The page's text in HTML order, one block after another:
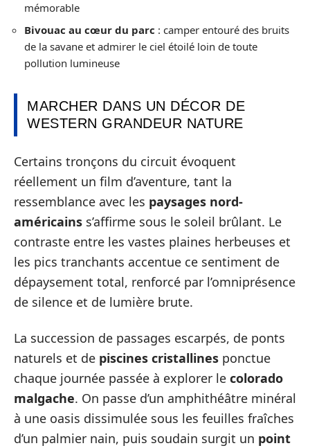
mémorable
Bivouac au cœur du parc : camper entouré des bruits
de la savane et admirer le ciel étoilé loin de toute
pollution lumineuse
MARCHER DANS UN DÉCOR DE
WESTERN GRANDEUR NATURE
Certains tronçons du circuit évoquent
réellement un film d’aventure, tant la
ressemblance avec les paysages nord-
américains s’affirme sous le soleil brûlant. Le
contraste entre les vastes plaines herbeuses et
les pics tranchants accentue ce sentiment de
dépaysement total, renforcé par l’omniprésence
de silence et de lumière brute.
La succession de passages escarpés, de ponts
naturels et de piscines cristallines ponctue
chaque journée passée à explorer le colorado
malgache. On passe d’un amphithéâtre minéral
à une oasis dissimulée sous les feuilles fraîches
d’un palmier nain, puis soudain surgit un point